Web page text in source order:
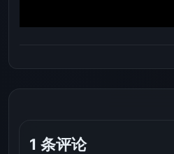
1 条评论